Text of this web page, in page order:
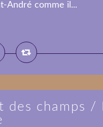
André comme il...
champs /